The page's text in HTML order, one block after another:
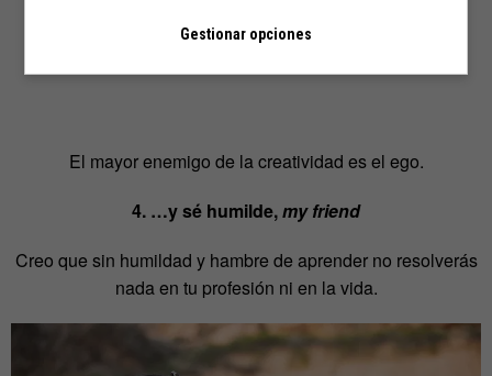
El mayor enemigo de la creatividad es el ego.
4. …y sé humilde,my friend
Creo que sin humildad y hambre de aprender no resolverás
nada en tu profesión ni en la vida.
Gestionar opciones